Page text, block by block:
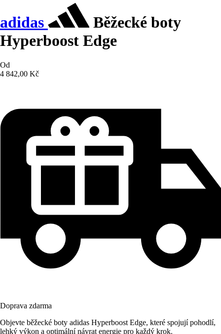
adidas
Běžecké boty
Hyperboost Edge
Od
4 842,00 Kč
Doprava zdarma
Objevte běžecké boty adidas Hyperboost Edge, které spojují pohodlí,
lehký výkon a optimální návrat energie pro každý krok.